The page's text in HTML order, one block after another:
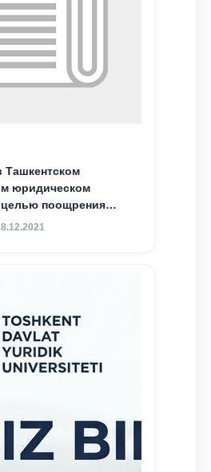
Ташкентском
юридическом
целью поощрения
и